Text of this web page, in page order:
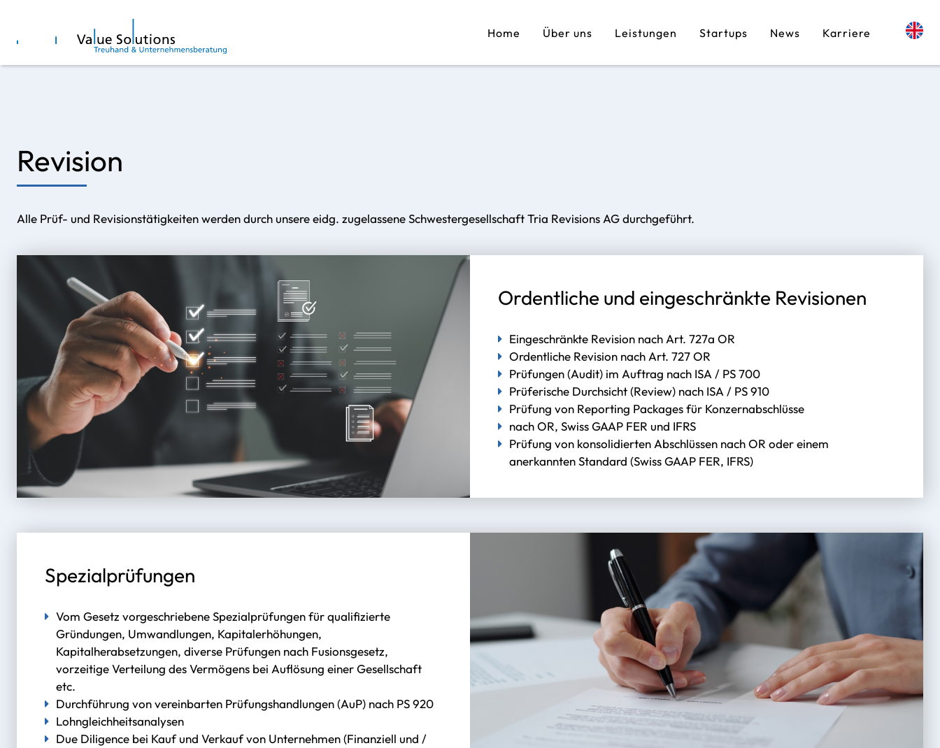
Home Über uns Leistungen Startups News Karriere
Revision
Alle Prüf- und Revisionstätigkeiten werden durch unsere eidg. zugelassene Schwestergesellschaft Tria Revisions AG durchgeführt.
Ordentliche und eingeschränkte Revisionen
Eingeschränkte Revision nach Art. 727a OR
Ordentliche Revision nach Art. 727 OR
Prüfungen (Audit) im Auftrag nach ISA / PS 700
Prüferische Durchsicht (Review) nach ISA / PS 910
Prüfung von Reporting Packages für Konzernabschlüsse
nach OR, Swiss GAAP FER und IFRS
Prüfung von konsolidierten Abschlüssen nach OR oder einem
anerkannten Standard (Swiss GAAP FER, IFRS)
Spezialprüfungen
Vom Gesetz vorgeschriebene Spezialprüfungen für qualifizierte
Gründungen, Umwandlungen, Kapitalerhöhungen,
Kapitalherabsetzungen, diverse Prüfungen nach Fusionsgesetz,
vorzeitige Verteilung des Vermögens bei Auflösung einer Gesellschaft
etc.
Durchführung von vereinbarten Prüfungshandlungen (AuP) nach PS 920
Lohngleichheitsanalysen
Due Diligence bei Kauf und Verkauf von Unternehmen (Finanziell und /